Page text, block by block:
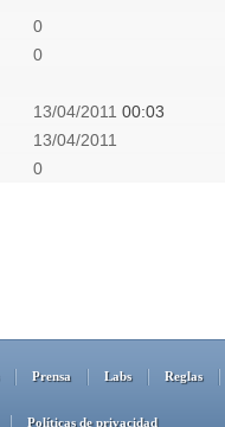
0
0
13/04/2011 00:03
13/04/2011
0
Prensa Labs Reglas
Políticas de privacidad